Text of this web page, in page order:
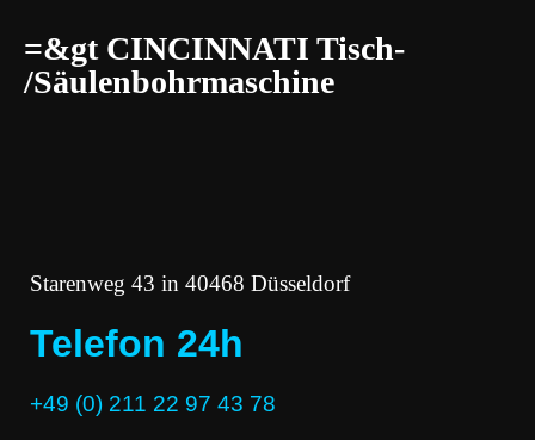
=&gt CINCINNATI Tisch-
/Säulenbohrmaschine
Starenweg 43 in 40468 Düsseldorf
Telefon 24h
+49 (0) 211 22 97 43 78